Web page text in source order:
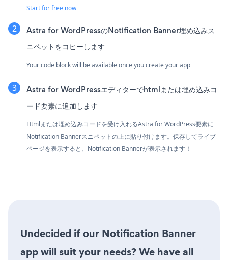
Start for free now
Astra for WordPressのNotification Banner埋め込みス
ニペットをコピーします
Your code block will be available once you create your app
Astra for WordPressエディターでhtmlまたは埋め込みコ
ード要素に追加します
Htmlまたは埋め込みコードを受け入れるAstra for WordPress要素に
Notification Bannerスニペットの上に貼り付けます。保存してライブ
ページを表示すると、Notification Bannerが表示されます！
Undecided if our Notification Banner
app will suit your needs? We have all